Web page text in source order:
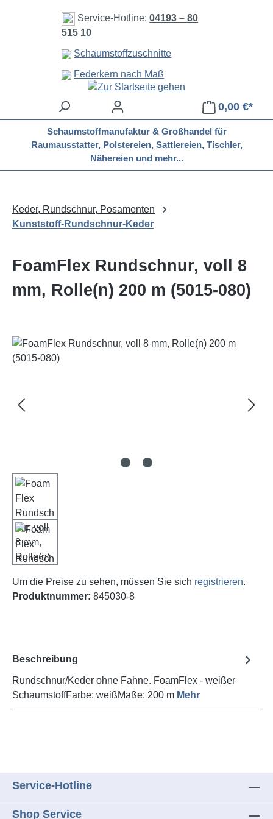
Zum Hauptinhalt springen
Service-Hotline:04193 – 80
515 10
Schaumstoffzuschnitte
Federkern nach Maß
0,00 €*
Schaumstoffmanufaktur & Großhandel für
Raumausstatter, Polstereien, Sattlereien, Tischler,
Nähereien und mehr...
Keder, Rundschnur, Posamenten
Kunststoff-Rundschnur-Keder
FoamFlex Rundschnur, voll 8
mm, Rolle(n) 200 m (5015-080)
Bildergalerie überspringen
Um die Preise zu sehen, müssen Sie sich registrieren.
Produktnummer: 845030-8
Beschreibung
Rundschnur/Keder ohne Fahne. FoamFlex - weißer
SchaumstoffFarbe: weißMaße: 200 m Mehr
Service-Hotline
Shop Service